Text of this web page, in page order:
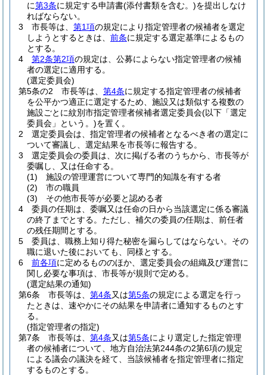
に第3条に規定する申請書(添付書類を含む。)を提出しなけ
ればならない。
3
市長等は、 第1項の規定により指定管理者の候補者を選定
しようとするときは、 前条に規定する選定基準によるもの
とする。
4
第2条第2項の規定は、公募によらない指定管理者の候補
者の選定に適用する。
(選定委員会)
第5条の2
市長等は、 第4条に規定する指定管理者の候補者
を公平かつ適正に選定するため、施設又は類似する複数の
施設ごとに紋別市指定管理者候補者選定委員会(以下「選定
委員会」という。)を置く。
2
選定委員会は、指定管理者の候補者となるべき者の選定に
ついて審議し、選定結果を市長等に報告する。
3
選定委員会の委員は、次に掲げる者のうちから、市長等が
委嘱し、又は任命する。
(1)
施設の管理運営について専門的知識を有する者
(2)
市の職員
(3)
その他市長等が必要と認める者
4
委員の任期は、委嘱又は任命の日から当該選定に係る審議
の終了までとする。 ただし、補欠の委員の任期は、前任者
の残任期間とする。
5
委員は、職務上知り得た秘密を漏らしてはならない。 その
職に退いた後においても、同様とする。
6
前各項に定めるもののほか、選定委員会の組織及び運営に
関し必要な事項は、市長等が規則で定める。
(選定結果の通知)
第6条
市長等は、 第4条又は第5条の規定による選定を行っ
たときは、速やかにその結果を申請者に通知するものとす
る。
(指定管理者の指定)
第7条
市長等は、 第4条又は第5条により選定した指定管理
者の候補者について、地方自治法第244条の2第6項の規定
による議会の議決を経て、当該候補者を指定管理者に指定
するものとする。